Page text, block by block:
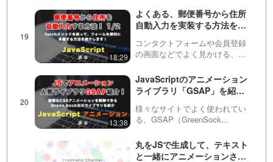
別のJavaScriptでWebアプリを作るシリーズ
「JavaScriptで戦闘ゲーム制作！」はこちら
https://factory-programming-mv.com/playlis
tDetails/PLv7E5OqNAIPwvgMIsFAbGdqhg
ZdePBVuj/
この動画では、aタグのhref属性
がhttpから始まる場合にのみ、別
のタブで開くtarget属性を指定す
る方法を紹…
18:29
よくある、郵便番号から住所
自動入力を実装する方法を紹
コンタクトフォームや会員登録
の画面などでよく見かける、住
ます！第１回目のこの動画で
は、簡単な見た目とJSを書いて
いきます。２つ目の動画は会員
専用です。登録は以下から出来
ま…
13:38
JavaScriptのアニメーション
ライブラリ「GSAP」を紹
を見ていきます GSAP #1
様々なサイトでよく使われてい
る、GSAP（GreenSock
ーサップ）について紹介しま
す！CSSやSASSだけでは難し
丸をJSで生成して、テキスト
と一緒にアニメーションさせ